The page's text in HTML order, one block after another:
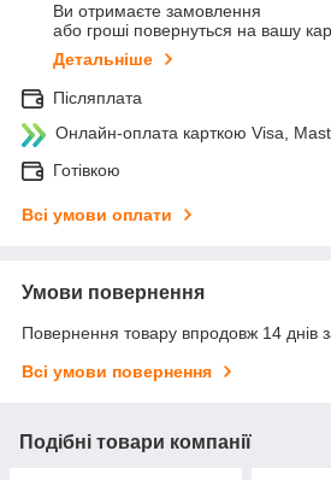
Ви отримаєте замовлення
або гроші повернуться на вашу
Детальніше
Післяплата
Онлайн-оплата карткою Visa,
Готівкою
Всі умови оплати
Умови повернення
Повернення товару впродовж 14 днів
Всі умови повернення
Подібні товари компанії